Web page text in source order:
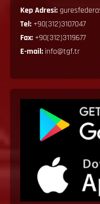
Kep Adresi:
Tel: +90(312)3107047
Fax: +90(312)3119677
E-mail: info@tgf.tr